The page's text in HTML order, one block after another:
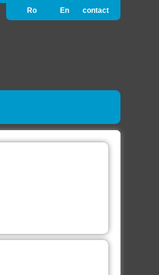
Ro En contact